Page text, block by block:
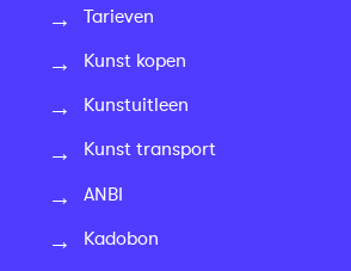
Tarieven
Kunst kopen
Kunstuitleen
Kunst transport
ANBI
Kadobon